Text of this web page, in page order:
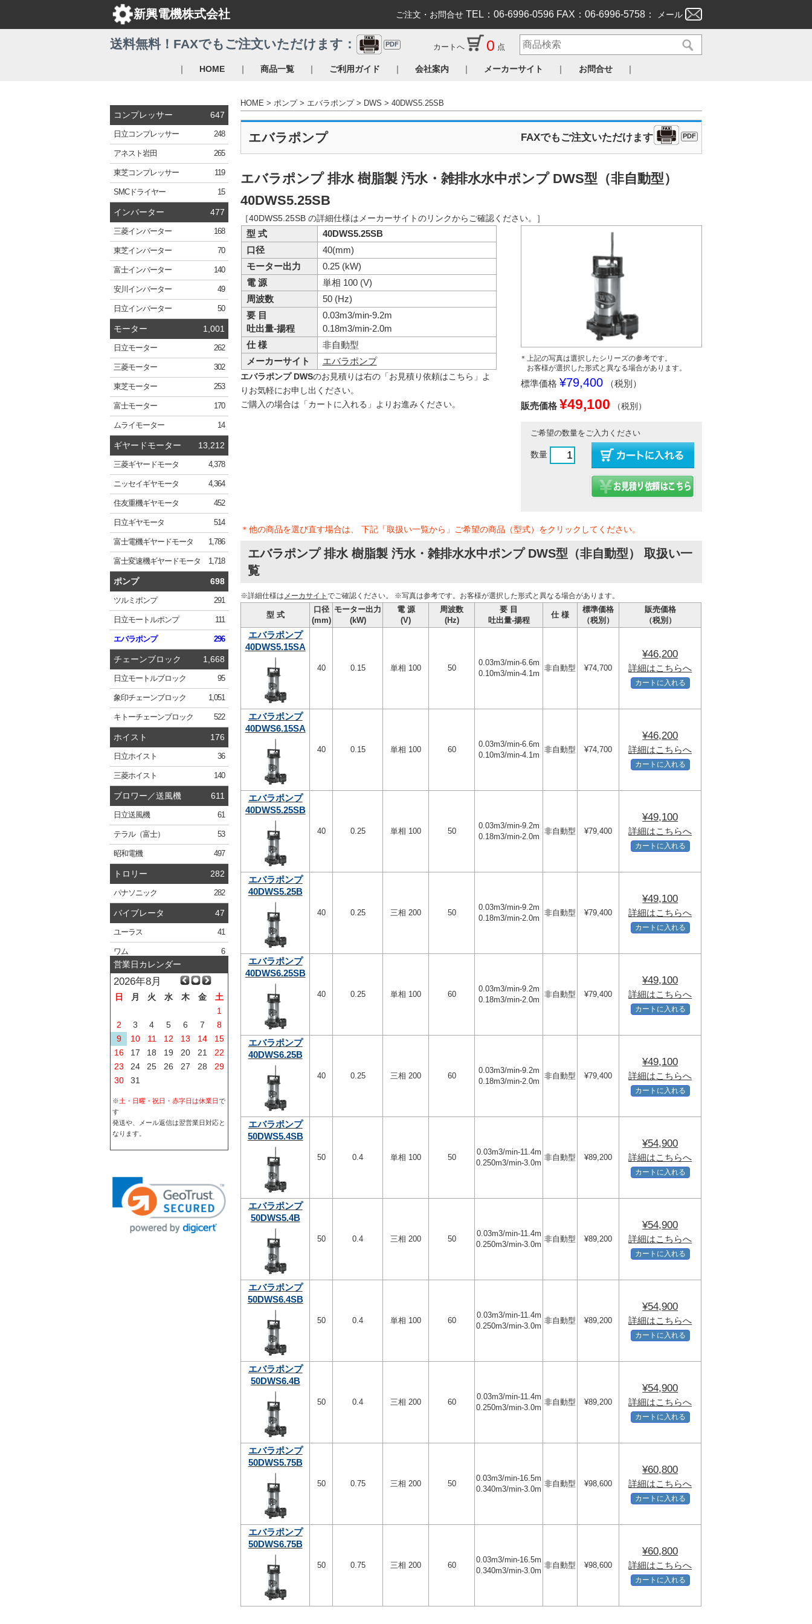
新興電機株式会社 ご注文・お問合せ TEL：06-6996-0596 FAX：06-6996-5758： メール
｜ HOME ｜ 商品一覧 ｜ ご利用ガイド ｜ 会社案内 ｜ メーカーサイト ｜ お問合せ ｜
コンプレッサー 647
日立コンプレッサー 248
アネスト岩田 265
東芝コンプレッサー 119
SMCドライヤー 15
インバーター 477
三菱インバーター 168
東芝インバーター 70
富士インバーター 140
安川 インバーター 49
日立インバーター 50
モーター 1,001
日立モーター 262
三菱モーター 302
東芝モーター 253
富士モーター 170
ムライモーター 14
ギヤードモーター 13,212
三菱ギヤードモータ 4,378
ニッセイギヤモータ 4,364
住友重機ギヤモータ 452
日立ギヤモータ 514
富士電機ギヤードモータ 1,786
富士変速機ギヤードモータ 1,718
ポンプ 698
ツルミ ポンプ 291
日立モートルポンプ 111
エバラポンプ 296
チェーンブロック 1,668
日立モートルブロック 95
象印チェーンブロック 1,051
キトーチェーンブロック 522
ホイスト 176
日立ホイスト 36
三菱ホイスト 140
ブロワー／送風機 611
日立送風機 61
テラル（富士） 53
昭和電機 497
トロリー 282
パナソニック 282
バイブレータ 47
ユーラス 41
ワム 6
営業日カレンダー
2026年8月
日 月 火 水 木 金
土
1
2
3 4 5 6 7
8
9
10 11 12 13 14
15
16
17 18 19 20 21
22
23
24 25 26 27 28
29
30
31
※土・日曜・祝日・赤字日は休業日で
す
発送や、メール返信は翌営業日対応と
なります。
送料無料！FAXでもご注文いただけます： PDF カートへ 0 点
HOME ポンプ エバラポンプ DWS 40DWS5.25SB
エバラポンプ FAXでもご注文いただけます PDF
エバラポンプ 排水 樹脂製 汚水・雑排水水中ポンプ DWS型（非自動型）
40DWS5.25SB
［40DWS5.25SB の詳細仕様はメーカーサイトのリンクからご確認ください。］
＊上記の写真は選択したシリーズの参考です。
お客様が選択した形式と異なる場合があります。
標準価格 ¥79,400 （税別）
販売価格 ¥49,100 （税別）
ご希望の数量をご入力ください
数量
型 式
40DWS5.25SB
口径
40(mm)
モーター出力
0.25 (kW)
電 源
単相 100 (V)
周波数
50 (Hz)
要 目
吐出量-揚程
0.03m3/min-9.2m
0.18m3/min-2.0m
仕 様
非自動型
メーカーサイト
エバラポンプ
エバラポンプ DWSのお見積りは右の「お見積り依頼はこちら」よ
りお気軽にお申し出ください。
ご購入の場合は「カートに入れる」よりお進みください。
＊他の商品を選び直す場合は、 下記「取扱い一覧から」ご希望の商品（型式）をクリックしてください。
エバラポンプ 排水 樹脂製 汚水・雑排水水中ポンプ DWS型（非自動型） 取扱い一
覧
※詳細仕様は メーカサイトでご確認ください。 ※写真は参考です。お客様が選択した形式と異なる場合があります。
型 式
口径
(mm)
モーター出力
(kW)
電 源
(V)
周波数
(Hz)
要 目
吐出量-揚程
仕 様
標準価格
（税別）
販売価格
（税別）
エバラポンプ
40DWS5.15SA
40 0.15 単相 100 50
0.03m3/min-6.6m
0.10m3/min-4.1m
非自動型 ¥74,700
¥46,200
詳細はこちらへ
カートに入れる
エバラポンプ
40DWS6.15SA
40 0.15 単相 100 60
0.03m3/min-6.6m
0.10m3/min-4.1m
非自動型 ¥74,700
¥46,200
詳細はこちらへ
カートに入れる
エバラポンプ
40DWS5.25SB
40 0.25 単相 100 50
0.03m3/min-9.2m
0.18m3/min-2.0m
非自動型 ¥79,400
¥49,100
詳細はこちらへ
カートに入れる
エバラポンプ
40DWS5.25B
40 0.25 三相 200 50
0.03m3/min-9.2m
0.18m3/min-2.0m
非自動型 ¥79,400
¥49,100
詳細はこちらへ
カートに入れる
エバラポンプ
40DWS6.25SB
40 0.25 単相 100 60
0.03m3/min-9.2m
0.18m3/min-2.0m
非自動型 ¥79,400
¥49,100
詳細はこちらへ
カートに入れる
エバラポンプ
40DWS6.25B
40 0.25 三相 200 60
0.03m3/min-9.2m
0.18m3/min-2.0m
非自動型 ¥79,400
¥49,100
詳細はこちらへ
カートに入れる
エバラポンプ
50DWS5.4SB
50 0.4 単相 100 50
0.03m3/min-11.4m
0.250m3/min-3.0m
非自動型 ¥89,200
¥54,900
詳細はこちらへ
カートに入れる
エバラポンプ
50DWS5.4B
50 0.4 三相 200 50
0.03m3/min-11.4m
0.250m3/min-3.0m
非自動型 ¥89,200
¥54,900
詳細はこちらへ
カートに入れる
エバラポンプ
50DWS6.4SB
50 0.4 単相 100 60
0.03m3/min-11.4m
0.250m3/min-3.0m
非自動型 ¥89,200
¥54,900
詳細はこちらへ
カートに入れる
エバラポンプ
50DWS6.4B
50 0.4 三相 200 60
0.03m3/min-11.4m
0.250m3/min-3.0m
非自動型 ¥89,200
¥54,900
詳細はこちらへ
カートに入れる
エバラポンプ
50DWS5.75B
50 0.75 三相 200 50
0.03m3/min-16.5m
0.340m3/min-3.0m
非自動型 ¥98,600
¥60,800
詳細はこちらへ
カートに入れる
エバラポンプ
50DWS6.75B
50 0.75 三相 200 60
0.03m3/min-16.5m
0.340m3/min-3.0m
非自動型 ¥98,600
¥60,800
詳細はこちらへ
カートに入れる